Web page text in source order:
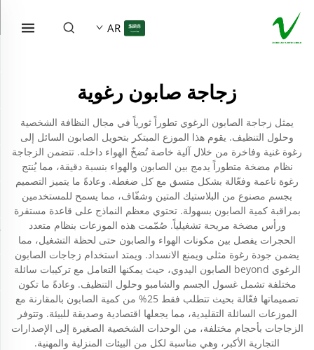
AR
زجاجة صابون رغوية
يمثل زجاجة الصابون الرغوي تطوراً ثورياً في مجال النظافة الشخصية
وحلول التنظيف. يقوم هذا الموزع المبتكر بتحويل الصابون السائل إلى
رغوة غنية وفاخرة من خلال آلية خاصة تُضخّ الهواء داخله. تتضمن الزجاجة
نظام مضخة متطوراً يدمج بين الصابون والهواء بنسبة دقيقة، مما يُنتج
رغوة ناعمة وفعّالة بشكل متسق مع كل ضغطة. وعادةً ما يتميز التصميم
بجسم مصنوع من البلاستيك المتين وشفّاف، مما يسمح للمستخدمين
بمراقبة كمية الصابون بسهولة. تحتوي معظم النماذج على قاعدة مستقرة
ورأس مضخة مريحة تشغيلياً. صُمّمت هذه الموزعات بنظام متعدد
الحجرات يفصل بين مكونات الهواء والصابون حتى لحظة التشغيل، مما
يضمن جودة رغوة مثلى ويمنع الانسداد. ويمتد استخدام زجاجات الصابون
الرغوي beyond الصابون اليدوي، حيث يمكنها التعامل مع تركيبات سائلة
مختلفة تشمل غسول الجسم والشامبو وحلول التنظيف. وعادةً ما تكون
تصميماتها فعّالة بحيث تتطلب فقط 25% من كمية الصابون بالمقارنة مع
الموزعات السائلة التقليدية، مما يجعلها اقتصادية وصديقة للبيئة. وتتوفر
الزجاجات بأحجام مختلفة، من الوحدات الشخصية الصغيرة إلى الإصدارات
التجارية الأكبر، وهي مناسبة لكل من البيئات المنزلية والمهنية.